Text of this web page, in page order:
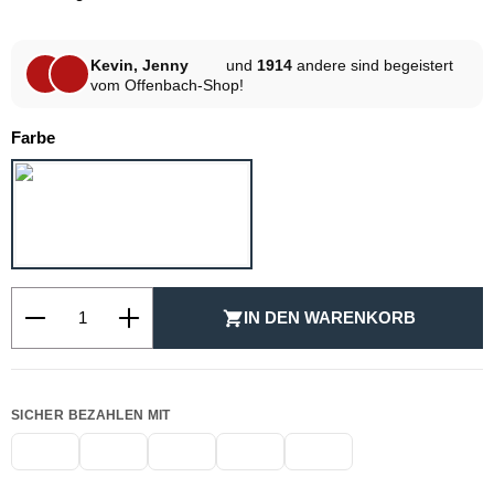
Kevin, Jenny und 1914 andere sind begeistert
vom Offenbach-Shop!
Farbeauswählen
IN DEN WARENKORB
SICHER BEZAHLEN MIT